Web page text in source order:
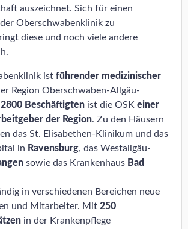
auszeichnet. Sich für einen
Oberschwabenklinik zu
diese und noch viele andere
ist führender medizinischer
Region Oberschwaben-Allgäu-
2800 Beschäftigten ist die OSK einer
der Region. Zu den Häusern
das St. Elisabethen-Klinikum und das
in Ravensburg, das Westallgäu-
sowie das Krankenhaus Bad
in verschiedenen Bereichen neue
und Mitarbeiter. Mit 250
in der Krankenpflege